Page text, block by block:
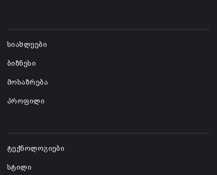
სიახლეები
ბიზნესი
მოსაზრება
პროფილი
ტექნოლოგიები
სტილი